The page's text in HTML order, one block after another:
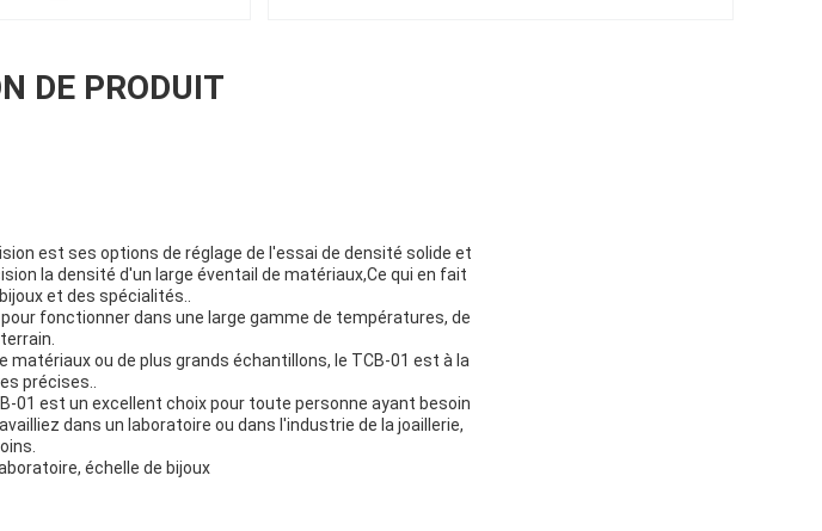
DE PRODUIT
est ses options de réglage de l'essai de densité solide et
la densité d'un large éventail de matériaux,Ce qui en fait
et des spécialités..
fonctionner dans une large gamme de températures, de
ou de plus grands échantillons, le TCB-01 est à la
précises..
01 est un excellent choix pour toute personne ayant besoin
dans un laboratoire ou dans l'industrie de la joaillerie,
échelle de bijoux